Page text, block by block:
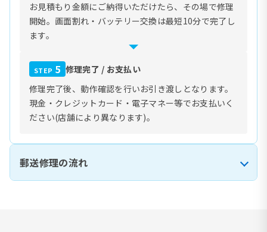
お見積もり金額にご納得いただけたら、その場で修理
開始。画面割れ・バッテリー交換は最短10分で完了し
ます。
STEP 5 修理完了 / お支払い
修理完了後、動作確認を行いお引き渡しとなります。
現金・クレジットカード・電子マネー等でお支払いく
ださい(店舗により異なります)。
郵送修理の流れ